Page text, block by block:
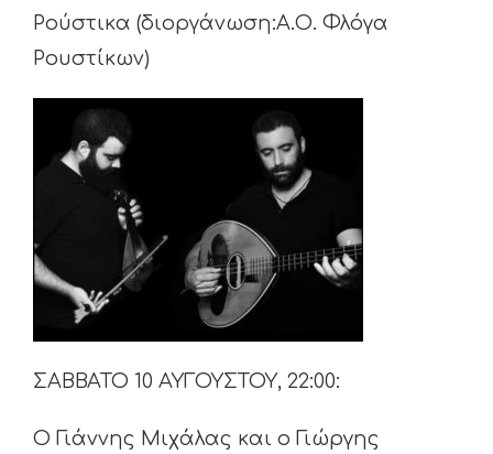
Ρούστικα (διοργάνωση:Α.Ο. Φλόγα
Ρουστίκων)
ΣΑΒΒΑΤΟ 10 ΑΥΓΟΥΣΤΟΥ, 22:00:
Ο Γιάννης Μιχάλας και ο Γιώργης